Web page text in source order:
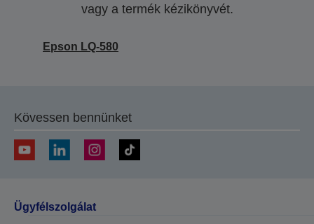
vagy a termék kézikönyvét.
Epson LQ-580
Kövessen bennünket
Ügyfélszolgálat